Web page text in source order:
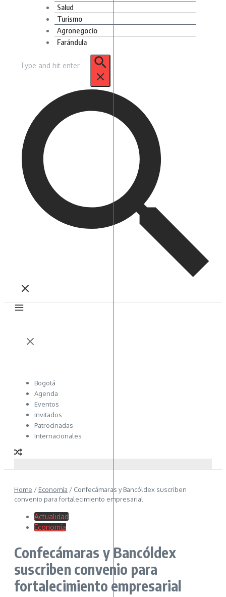
Salud
Turismo
Agronegocio
Farándula
Bogotá
Agenda
Eventos
Invitados
Patrocinadas
Internacionales
Home / Economía / Confecámaras y Bancóldex suscriben
convenio para fortalecimiento empresarial
Actualidad
Economía
Confecámaras y Bancóldex
suscriben convenio para
fortalecimiento empresarial